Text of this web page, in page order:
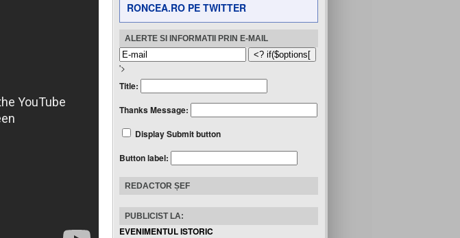
RONCEA.RO PE TWITTER
ALERTE SI INFORMATII PRIN E-MAIL
'>
Title:
Thanks Message:
Display Submit button
Button label:
REDACTOR ȘEF
PUBLICIST LA:
EVENIMENTUL ISTORIC